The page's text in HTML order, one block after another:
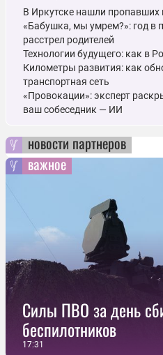
В Иркутске нашли
«Бабушка, мы умрем?»: год в
расстрел родителей
Технологии будущего: как в
Километры развития: как
транспортная сеть
«Провокации»: эксперт
ваш собеседник — ИИ
новости партнеров
важное
Силы ПВО за день
беспилотников
17:31